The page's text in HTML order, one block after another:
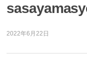
2022年6月22日